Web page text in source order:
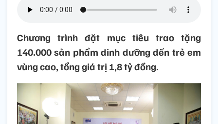
Chương trình đặt mục tiêu trao tặng
140.000 sản phẩm dinh dưỡng đến trẻ em
vùng cao, tổng giá trị 1,8 tỷ đồng.